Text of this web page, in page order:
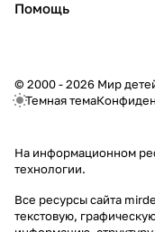
Помощь
© 2000 - 2026 Мир
Темная тема
На информационном
технологии.
Все ресурсы сайта
текстовую,